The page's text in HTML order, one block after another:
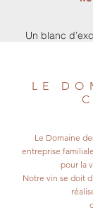
Un blanc
LE
Le Domaine
entreprise
pour la
Notre vin se doit